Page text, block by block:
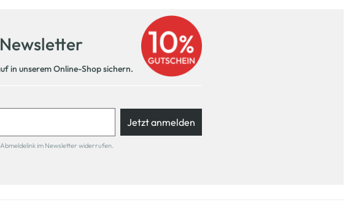
in unserem Online-Shop sichern.
Jetzt anmelden
im Newsletter widerrufen.